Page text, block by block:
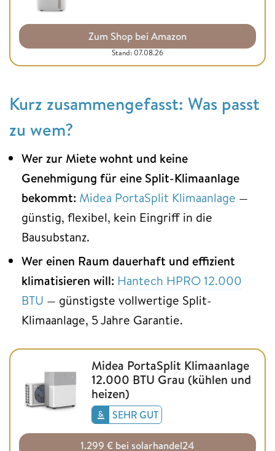
Zum Shop bei Amazon
Stand: 07.08.26
Kurz zusammengefasst: Was passt
zu wem?
Wer zur Miete wohnt und keine
Genehmigung für eine Split-Klimaanlage
bekommt: Midea PortaSplit Klimaanlage —
günstig, flexibel, kein Eingriff in die
Bausubstanz.
Wer einen Raum dauerhaft und effizient
klimatisieren will: Hantech HPRO 12.000
BTU — günstigste vollwertige Split-
Klimaanlage, 5 Jahre Garantie.
Midea PortaSplit Klimaanlage
12.000 BTU Grau (kühlen und
heizen)
SEHR GUT
1.299 € bei solarhandel24